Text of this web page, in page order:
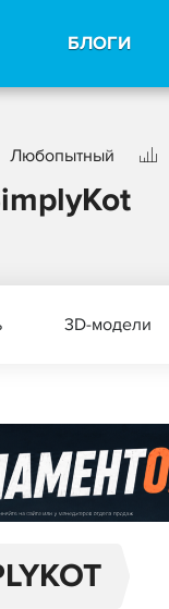
БЛОГИ
Любопытный
3D-модели